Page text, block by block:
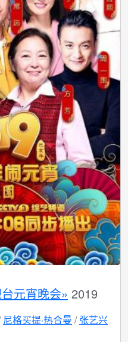
元宵晚会» 2019
尼格买提·热合曼
张艺兴